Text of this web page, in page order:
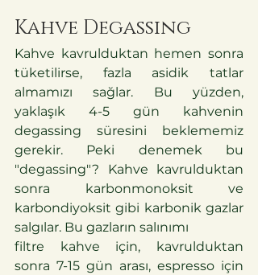
Kahve Degassing
Kahve kavrulduktan hemen sonra
tüketilirse, fazla asidik tatlar
almamızı sağlar. Bu yüzden,
yaklaşık 4-5 gün kahvenin
degassing süresini beklememiz
gerekir. Peki denemek bu
"degassing"? Kahve kavrulduktan
sonra karbonmonoksit ve
karbondiyoksit gibi karbonik gazlar
salgılar. Bu gazların salınımı
filtre kahve için, kavrulduktan
sonra 7-15 gün arası, espresso için